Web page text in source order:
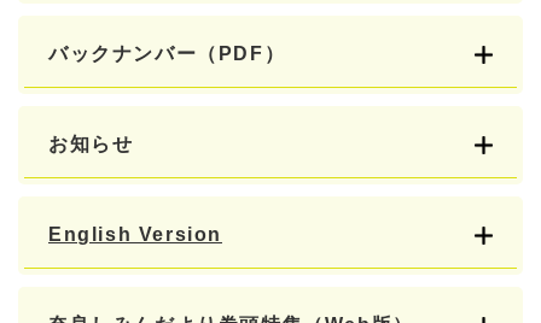
バックナンバー（PDF）
お知らせ
English Version